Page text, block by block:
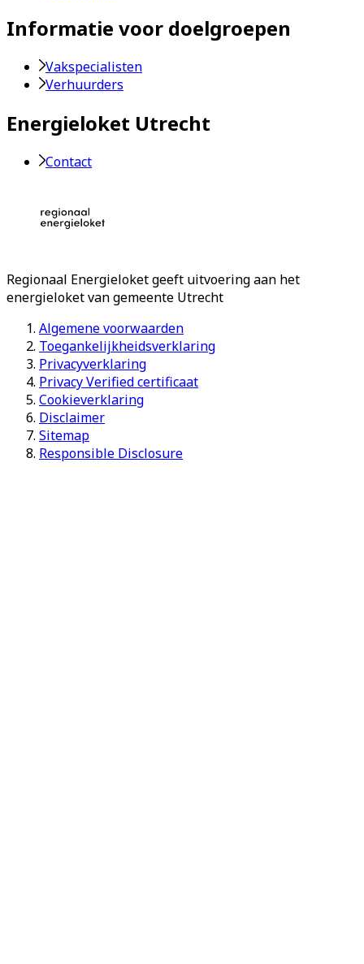
Informatie voor doelgroepen
Vakspecialisten
Verhuurders
Energieloket Utrecht
Contact
Regionaal Energieloketgeeft uitvoering aan het
energieloket van gemeente Utrecht
Algemene voorwaarden
Toegankelijkheidsverklaring
Privacyverklaring
Privacy Verified certificaat
Cookieverklaring
Disclaimer
Sitemap
Responsible Disclosure